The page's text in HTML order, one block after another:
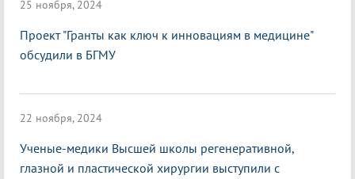
25 ноября, 2024
Проект "Гранты как ключ к инновациям в медицине"
обсудили в БГМУ
22 ноября, 2024
Ученые-медики Высшей школы регенеративной,
глазной и пластической хирургии выступили с